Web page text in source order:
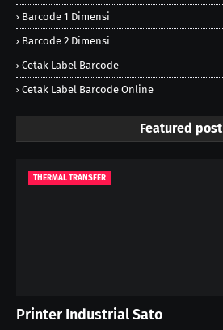
Barcode 1 Dimensi
Barcode 2 Dimensi
Cetak Label Barcode
Cetak Label Barcode Online
Featured post
THERMAL TRANSFER
Printer Industrial Sato